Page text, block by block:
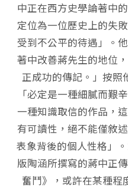
中正在西方史學論著中
定位為一位歷史上的失
受到不公平的待遇」。
著中改善蔣先生的地位
正成功的傳記。」按照
「必定是一種細膩而艱
一種知識取信的作品，
有可讀性，絕不能僅敘
表象背後的個人性格」
版陶涵所撰寫的蔣中正
奮鬥》，或許在某種程